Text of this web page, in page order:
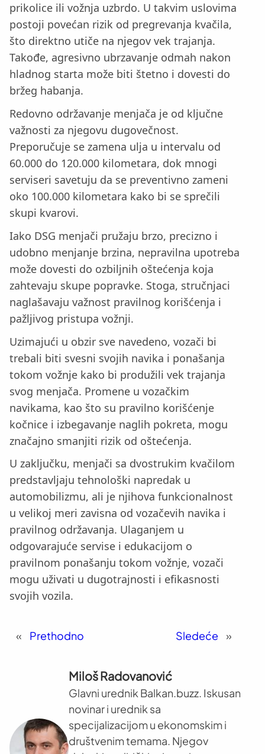
prikolice ili vožnja uzbrdo. U takvim uslovima
postoji povećan rizik od pregrevanja kvačila,
što direktno utiče na njegov vek trajanja.
Takođe, agresivno ubrzavanje odmah nakon
hladnog starta može biti štetno i dovesti do
bržeg habanja.
Redovno održavanje menjača je od ključne
važnosti za njegovu dugovečnost.
Preporučuje se zamena ulja u intervalu od
60.000 do 120.000 kilometara, dok mnogi
serviseri savetuju da se preventivno zameni
oko 100.000 kilometara kako bi se sprečili
skupi kvarovi.
Iako DSG menjači pružaju brzo, precizno i
udobno menjanje brzina, nepravilna upotreba
može dovesti do ozbiljnih oštećenja koja
zahtevaju skupe popravke. Stoga, stručnjaci
naglašavaju važnost pravilnog korišćenja i
pažljivog pristupa vožnji.
Uzimajući u obzir sve navedeno, vozači bi
trebali biti svesni svojih navika i ponašanja
tokom vožnje kako bi produžili vek trajanja
svog menjača. Promene u vozačkim
navikama, kao što su pravilno korišćenje
kočnice i izbegavanje naglih pokreta, mogu
značajno smanjiti rizik od oštećenja.
U zaključku, menjači sa dvostrukim kvačilom
predstavljaju tehnološki napredak u
automobilizmu, ali je njihova funkcionalnost
u velikoj meri zavisna od vozačevih navika i
pravilnog održavanja. Ulaganjem u
odgovarajuće servise i edukacijom o
pravilnom ponašanju tokom vožnje, vozači
mogu uživati u dugotrajnosti i efikasnosti
svojih vozila.
« Prethodno Sledeće »
Miloš Radovanović
Glavni urednik Balkan.buzz. Iskusan
novinar i urednik sa
specijalizacijom u ekonomskim i
društvenim temama. Njegov